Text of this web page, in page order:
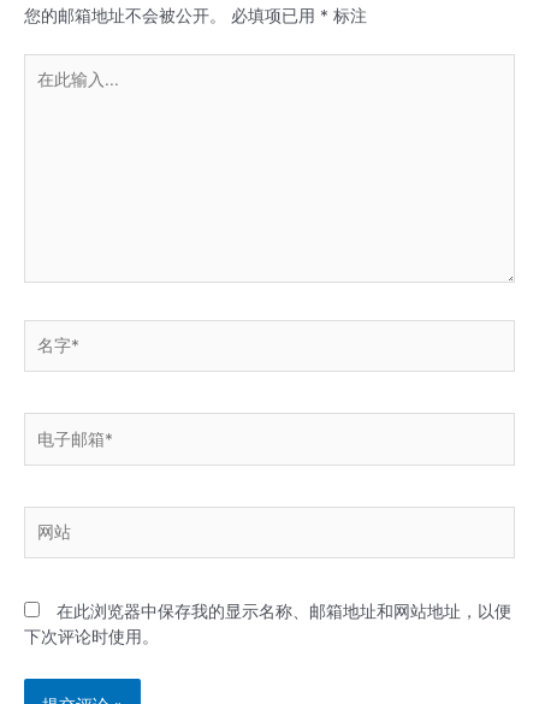
您的邮箱地址不会被公开。 必填项已用 * 标注
字
子
站
在此浏览器中保存我的显示名称、邮箱地址和网站地址，以便
下次评论时使用。